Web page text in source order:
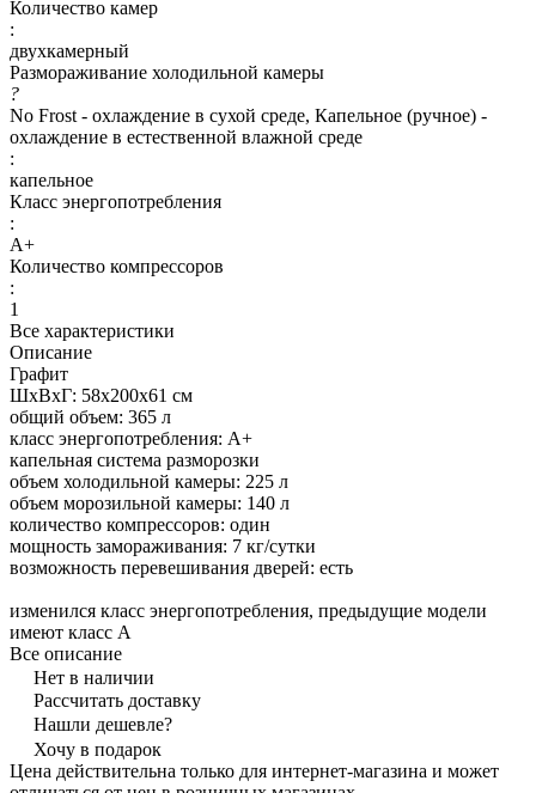
Количество камер
:
двухкамерный
Размораживание холодильной камеры
?
No Frost - охлаждение в сухой среде, Капельное (ручное) -
охлаждение в естественной влажной среде
:
капельное
Класс энергопотребления
:
A+
Количество компрессоров
:
1
Все характеристики
Описание
Графит
ШхВхГ: 58х200х61 см
общий объем: 365 л
класс энергопотребления: A+
капельная система разморозки
объем холодильной камеры: 225 л
объем морозильной камеры: 140 л
количество компрессоров: один
мощность замораживания: 7 кг/сутки
возможность перевешивания дверей: есть
изменился класс энергопотребления, предыдущие модели
имеют класс А
Все описание
Нет в наличии
Рассчитать доставку
Нашли дешевле?
Хочу в подарок
Цена действительна только для интернет-магазина и может